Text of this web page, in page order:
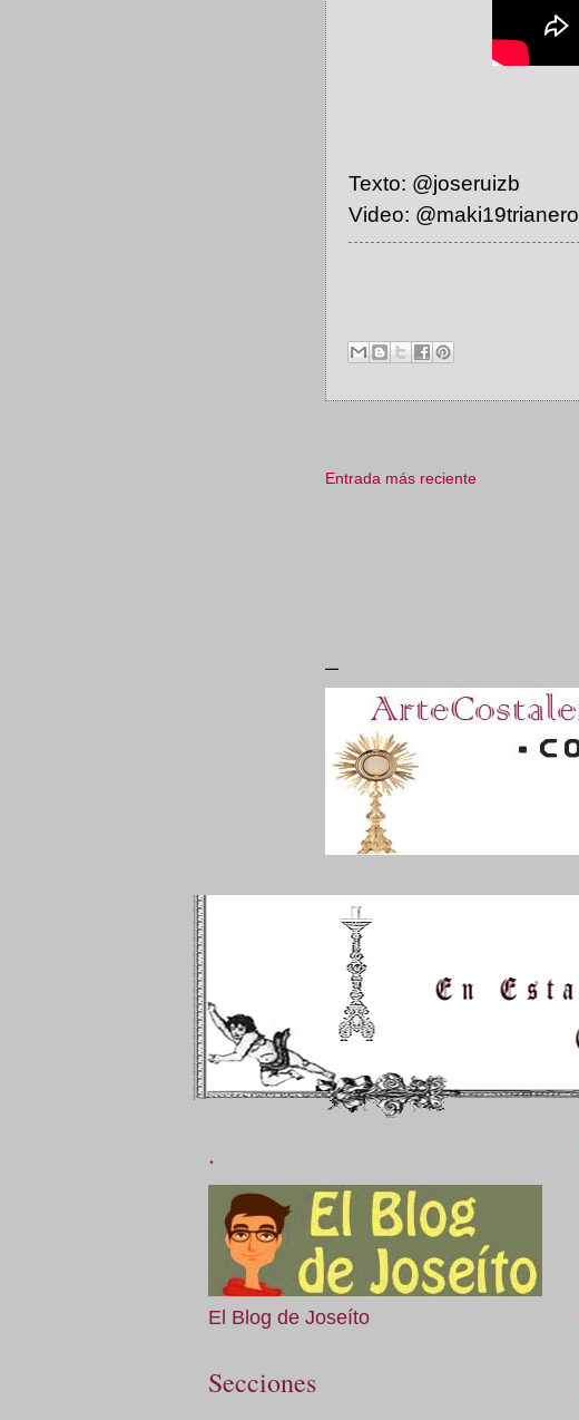
Texto: @joseruizb
Video: @maki19trianero
Entrada más reciente
.
El Blog de Joseíto
Secciones